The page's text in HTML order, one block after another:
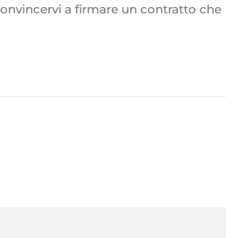
a firmare un contratto che